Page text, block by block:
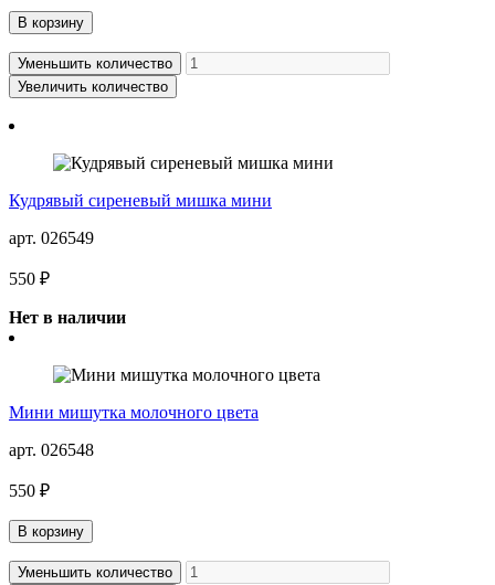
В корзину
Уменьшить количество
Увеличить количество
Кудрявый сиреневый мишка мини
арт. 026549
550 ₽
Нет в наличии
Мини мишутка молочного цвета
арт. 026548
550 ₽
В корзину
Уменьшить количество